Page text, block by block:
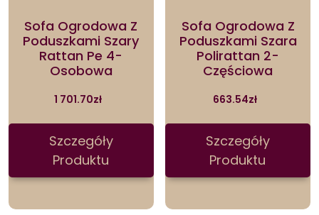
Sofa Ogrodowa Z
Poduszkami Szary
Rattan Pe 4-
Osobowa
1 701.70zł
Szczegóły
Produktu
Sofa Ogrodowa Z
Poduszkami Szara
Polirattan 2-
Częściowa
663.54zł
Szczegóły
Produktu